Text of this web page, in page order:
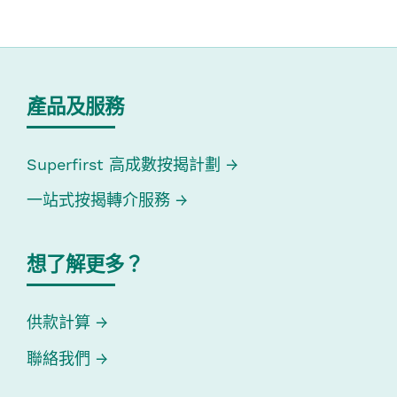
產品及服務
Superfirst 高成數按揭計劃
一站式按揭轉介服務
想了解更多？
供款計算
聯絡我們